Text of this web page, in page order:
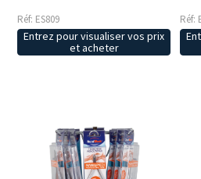
Réf: ES809
Entrez pour visualiser vos prix
et acheter
Réf: